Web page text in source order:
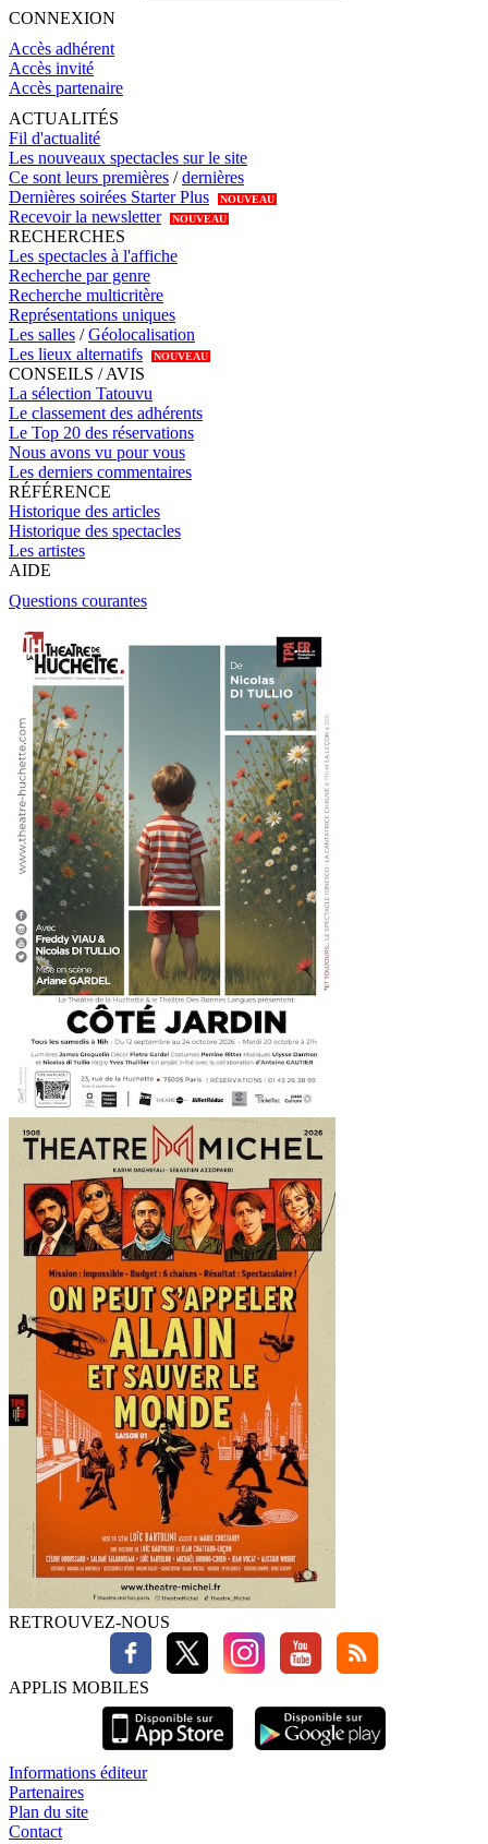
CONNEXION
Accès adhérent
Accès invité
Accès partenaire
ACTUALITÉS
Fil d'actualité
Les nouveaux spectacles sur le site
Ce sont leurs premières /dernières
Dernières soirées Starter Plus
NOUVEAU
Recevoir la newsletter NOUVEAU
RECHERCHES
Les spectacles à l'affiche
Recherche par genre
Recherche multicritère
Représentations uniques
Les salles /Géolocalisation
Les lieux alternatifs
NOUVEAU
CONSEILS / AVIS
La sélection Tatouvu
Le classement des adhérents
Le Top 20 des réservations
Nous avons vu pour vous
Les derniers commentaires
RÉFÉRENCE
Historique des articles
Historique des spectacles
Les artistes
AIDE
Questions courantes
RETROUVEZ-NOUS
APPLIS MOBILES
Informations éditeur
Partenaires
Plan du site
Contact